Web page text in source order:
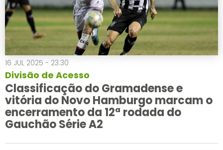
16 JUL 2025 - 23:30
Divisão de Acesso
Classificação do Gramadense e
vitória do Novo Hamburgo marcam o
encerramento da 12ª rodada do
Gauchão Série A2